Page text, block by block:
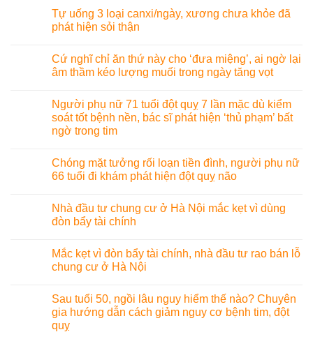
Tự uống 3 loại canxi/ngày, xương chưa khỏe đã
phát hiện sỏi thận
Cứ nghĩ chỉ ăn thứ này cho ‘đưa miệng’, ai ngờ lại
âm thầm kéo lượng muối trong ngày tăng vọt
Người phụ nữ 71 tuổi đột quỵ 7 lần mặc dù kiểm
soát tốt bệnh nền, bác sĩ phát hiện ‘thủ phạm’ bất
ngờ trong tim
Chóng mặt tưởng rối loạn tiền đình, người phụ nữ
66 tuổi đi khám phát hiện đột quỵ não
Nhà đầu tư chung cư ở Hà Nội mắc kẹt vì dùng
đòn bẩy tài chính
Mắc kẹt vì đòn bẩy tài chính, nhà đầu tư rao bán lỗ
chung cư ở Hà Nội
Sau tuổi 50, ngồi lâu nguy hiểm thế nào? Chuyên
gia hướng dẫn cách giảm nguy cơ bệnh tim, đột
quỵ